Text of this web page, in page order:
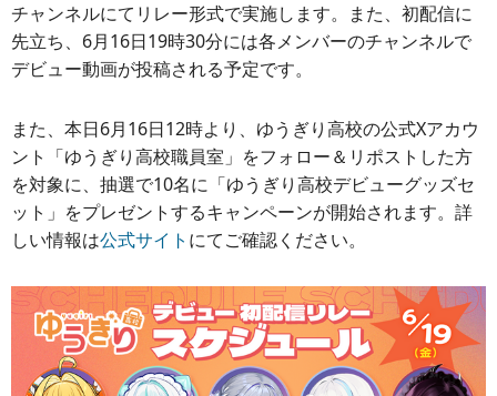
チャンネルにてリレー形式で実施します。また、初配信に
先立ち、6月16日19時30分には各メンバーのチャンネルで
デビュー動画が投稿される予定です。
また、本日6月16日12時より、ゆうぎり高校の公式Xアカウ
ント「ゆうぎり高校職員室」をフォロー＆リポストした方
を対象に、抽選で10名に「ゆうぎり高校デビューグッズセ
ット」をプレゼントするキャンペーンが開始されます。詳
しい情報は公式サイト にてご確認ください。